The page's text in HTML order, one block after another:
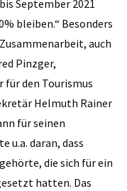
September 2021
bleiben.“ Besonders
auch
Pinzger,
für den Tourismus
Helmuth Rainer
für seinen
u.a. daran, dass
die sich für ein
hatten. Das